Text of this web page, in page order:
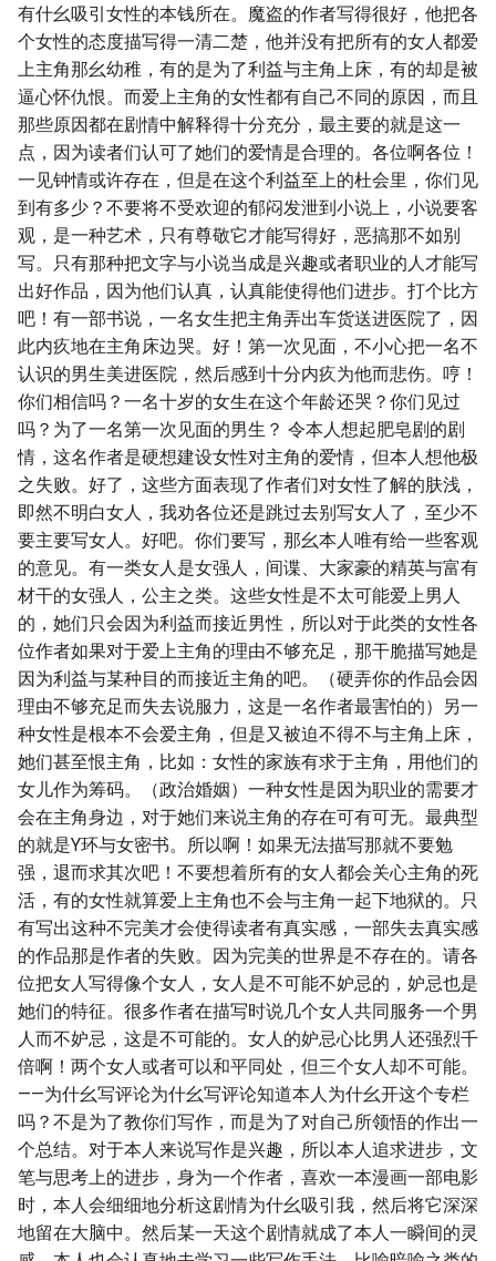
有什幺吸引女性的本钱所在。魔盗的作者写得很好，他把各
个女性的态度描写得一清二楚，他并没有把所有的女人都爱
上主角那幺幼稚，有的是为了利益与主角上床，有的却是被
逼心怀仇恨。而爱上主角的女性都有自己不同的原因，而且
那些原因都在剧情中解释得十分充分，最主要的就是这一
点，因为读者们认可了她们的爱情是合理的。各位啊各位！
一见钟情或许存在，但是在这个利益至上的杜会里，你们见
到有多少？不要将不受欢迎的郁闷发泄到小说上，小说要客
观，是一种艺术，只有尊敬它才能写得好，恶搞那不如别
写。只有那种把文字与小说当成是兴趣或者职业的人才能写
出好作品，因为他们认真，认真能使得他们进步。打个比方
吧！有一部书说，一名女生把主角弄出车货送进医院了，因
此内疚地在主角床边哭。好！第一次见面，不小心把一名不
认识的男生美进医院，然后感到十分内疚为他而悲伤。哼！
你们相信吗？一名十岁的女生在这个年龄还哭？你们见过
吗？为了一名第一次见面的男生？ 令本人想起肥皂剧的剧
情，这名作者是硬想建设女性对主角的爱情，但本人想他极
之失败。好了，这些方面表现了作者们对女性了解的肤浅，
即然不明白女人，我劝各位还是跳过去别写女人了，至少不
要主要写女人。好吧。你们要写，那幺本人唯有给一些客观
的意见。有一类女人是女强人，间谍、大家豪的精英与富有
材干的女强人，公主之类。这些女性是不太可能爱上男人
的，她们只会因为利益而接近男性，所以对于此类的女性各
位作者如果对于爱上主角的理由不够充足，那干脆描写她是
因为利益与某种目的而接近主角的吧。（硬弄你的作品会因
理由不够充足而失去说服力，这是一名作者最害怕的）另一
种女性是根本不会爱主角，但是又被迫不得不与主角上床，
她们甚至恨主角，比如：女性的家族有求于主角，用他们的
女儿作为筹码。（政治婚姻）一种女性是因为职业的需要才
会在主角身边，对于她们来说主角的存在可有可无。最典型
的就是Y环与女密书。所以啊！如果无法描写那就不要勉
强，退而求其次吧！不要想着所有的女人都会关心主角的死
活，有的女性就算爱上主角也不会与主角一起下地狱的。只
有写出这种不完美才会使得读者有真实感，一部失去真实感
的作品那是作者的失败。因为完美的世界是不存在的。请各
位把女人写得像个女人，女人是不可能不妒忌的，妒忌也是
她们的特征。很多作者在描写时说几个女人共同服务一个男
人而不妒忌，这是不可能的。女人的妒忌心比男人还强烈千
倍啊！两个女人或者可以和平同处，但三个女人却不可能。
——为什幺写评论为什幺写评论知道本人为什幺开这个专栏
吗？不是为了教你们写作，而是为了对自己所领悟的作出一
个总结。对于本人来说写作是兴趣，所以本人追求进步，文
笔与思考上的进步，身为一个作者，喜欢一本漫画一部电影
时，本人会细细地分析这剧情为什幺吸引我，然后将它深深
地留在大脑中。然后某一天这个剧情就成了本人一瞬间的灵